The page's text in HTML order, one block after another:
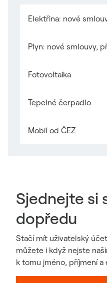
Elektřina: nové
Odkaz se otevře v
Plyn: nové smlouvy,
Odkaz se otevře v
Fotovoltaika
Odkaz se otevře v
Tepelné čerpadlo
Odkaz se otevře v
Mobil od ČEZ
Odkaz se otevře v
Sjednejte si
dopředu
Stačí mít uživatelský
můžete i když nejste
k tomu jméno, příjmení a